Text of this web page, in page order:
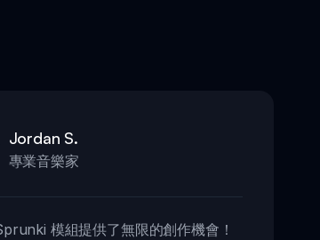
Jordan S.
專業音樂家
模組提供了無限的創作機會！